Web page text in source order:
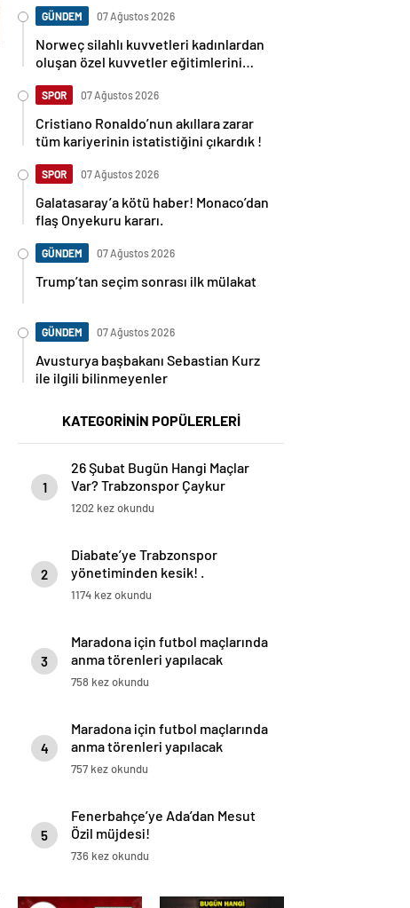
GÜNDEM 07 Ağustos 2026
Norweç silahlı kuvvetleri kadınlardan
oluşan özel kuvvetler eğitimlerini
SPOR 07 Ağustos 2026
Cristiano Ronaldo’nun akıllara zarar
tüm kariyerinin istatistiğini çıkardık !
SPOR 07 Ağustos 2026
Galatasaray’a kötü haber! Monaco’dan
flaş Onyekuru kararı.
GÜNDEM 07 Ağustos 2026
Trump’tan seçim sonrası ilk mülakat
GÜNDEM 07 Ağustos 2026
Avusturya başbakanı Sebastian Kurz
ile ilgili bilinmeyenler
KATEGORİNİN POPÜLERLERİ
1
26 Şubat Bugün Hangi Maçlar
Var? Trabzonspor Çaykur
Rizespor Maçı Hangi Kanalda?
1202 kez okundu
2
Diabate’ye Trabzonspor
yönetiminden kesik! .
1174 kez okundu
3
Maradona için futbol maçlarında
anma törenleri yapılacak
758 kez okundu
4
Maradona için futbol maçlarında
anma törenleri yapılacak
757 kez okundu
5
Fenerbahçe’ye Ada’dan Mesut
Özil müjdesi!
736 kez okundu